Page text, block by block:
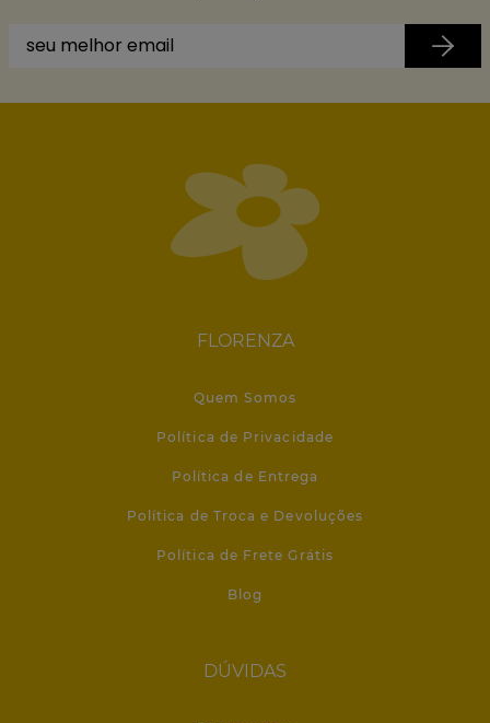
FLORENZA
Quem Somos
Política de Privacidade
Política de Entrega
Política de Troca e Devoluções
Política de Frete Grátis
Blog
DÚVIDAS